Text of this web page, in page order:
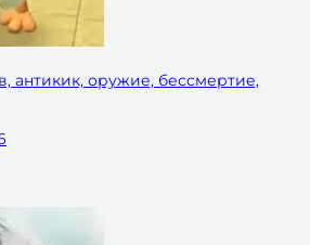
антикик, оружие, бессмертие,